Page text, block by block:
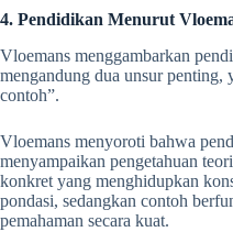
4. Pendidikan Menurut
Vloemans menggambarkan
mengandung dua unsur penting,
contoh”.
Vloemans menyoroti bahwa
menyampaikan pengetahuan
konkret yang menghidupkan
pondasi, sedangkan contoh
pemahaman secara kuat.